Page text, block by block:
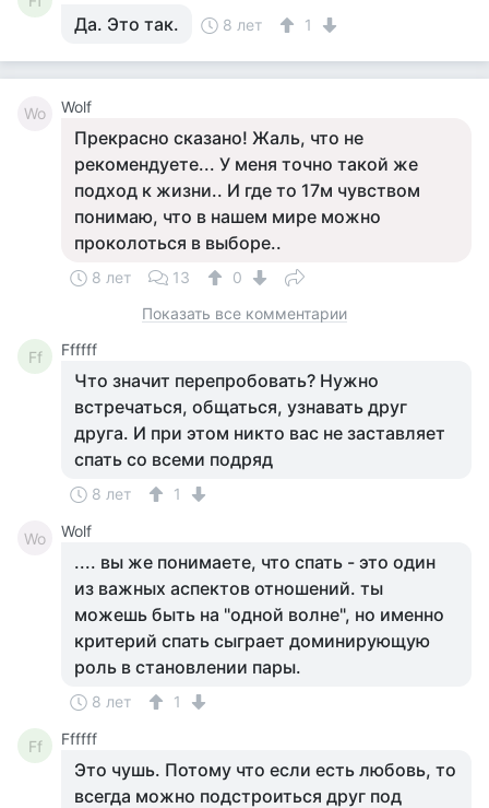
Да. Это так. 8 лет 1
Wo Wolf
Прекрасно сказано! Жаль, что не
рекомендуете... У меня точно такой же
подход к жизни.. И где то 17м чувством
понимаю, что в нашем мире можно
проколоться в выборе..
8 лет 13
0
Показать все комментарии
Ff Ffffff
Что значит перепробовать? Нужно
встречаться, общаться, узнавать друг
друга. И при этом никто вас не заставляет
спать со всеми подряд
8 лет 1
Wo Wolf
.... вы же понимаете, что спать - это один
из важных аспектов отношений. ты
можешь быть на "одной волне", но именно
критерий спать сыграет доминирующую
роль в становлении пары.
8 лет 1
Ff Ffffff
Это чушь. Потому что если есть любовь, то
всегда можно подстроиться друг под